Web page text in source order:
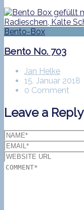
Bento-Box
Bento No. 703
Jan Helke
15. Januar 2018
0 Comment
Leave a Reply